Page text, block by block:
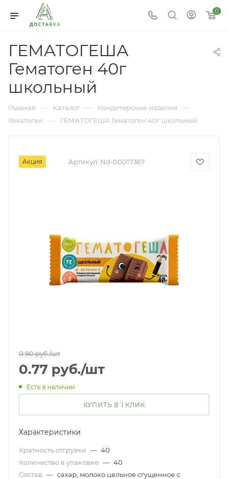
0
ГЕМАТОГЕША
Гематоген 40г
школьный
Главная — Каталог — Кондитерские изделия —
Гематоген — ГЕМАТОГЕША Гематоген 40г школьный
Акция Артикул: Nd-00017367
0.90руб./шт
0.77 руб./шт
Есть в наличии
КУПИТЬ В 1 КЛИК
Характеристики
Кратность отгрузки — 40
Количество в упаковке — 40
Состав — сахар, молоко цельное сгущенное с